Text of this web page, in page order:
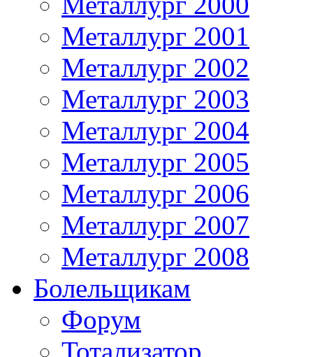
Металлург 2001
Металлург 2002
Металлург 2003
Металлург 2004
Металлург 2005
Металлург 2006
Металлург 2007
Металлург 2008
Болельщикам
Форум
Тотализатор